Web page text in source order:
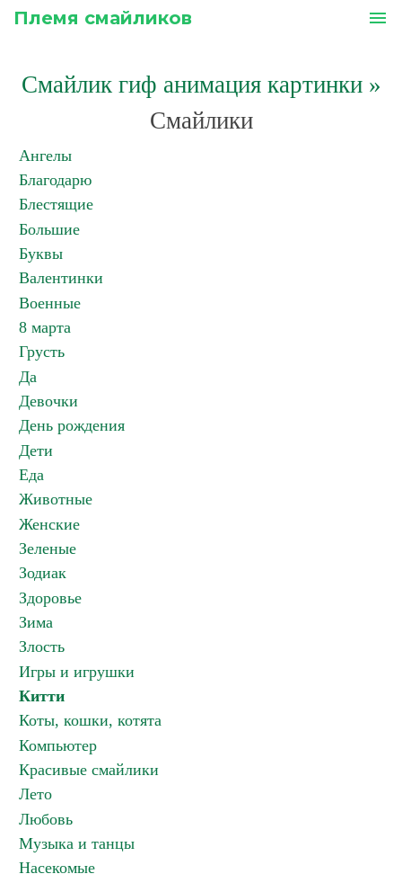
Племя смайликов menu
Смайлик гиф анимация картинки»
Смайлики
Ангелы
Благодарю
Блестящие
Большие
Буквы
Валентинки
Военные
8 марта
Грусть
Да
Девочки
День рождения
Дети
Еда
Животные
Женские
Зеленые
Зодиак
Здоровье
Зима
Злость
Игры и игрушки
Китти
Коты, кошки, котята
Компьютер
Красивые смайлики
Лето
Любовь
Музыка и танцы
Насекомые